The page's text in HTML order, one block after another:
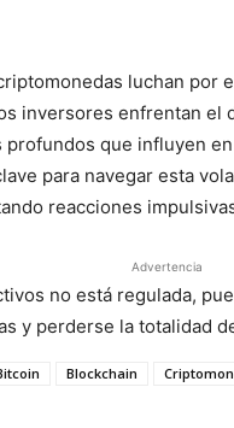
luchan por
inversores enfrentan el
que influyen
para navegar esta
reacciones
Advertencia
no está regulada,
y perderse la totalidad
Blockchain